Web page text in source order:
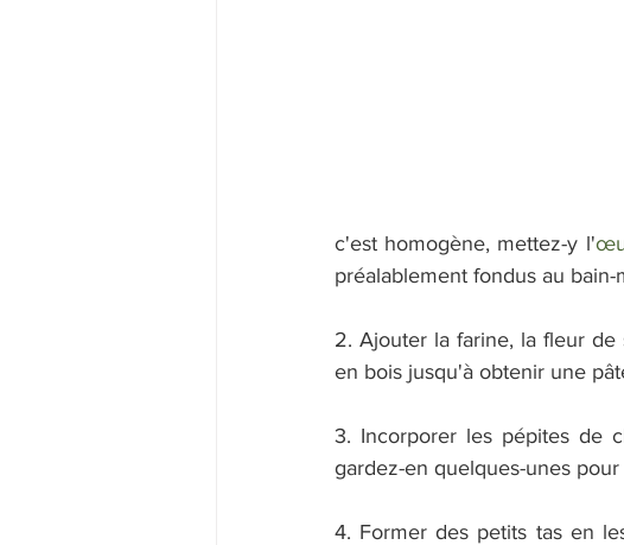
c'est homogène, mettez-y l'
préalablement fondus au bain-
2. Ajouter la farine, la fleur
en bois jusqu'à obtenir une
3. Incorporer les pépites de
gardez-en quelques-unes
4. Former des petits tas en